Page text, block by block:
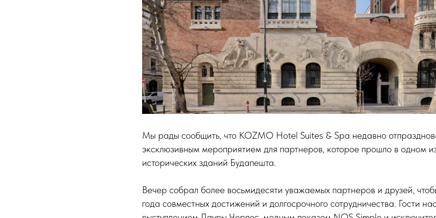
Мы рады сообщить, что KOZMO Hotel Suites & Spa недавно
эксклюзивным мероприятием для партнеров, которое прошло в одном
исторических зданий Будапешта.
Вечер собрал более восьмидесяти уважаемых партнеров и друзей,
года совместных достижений и долгосрочного сотрудничества. Гости